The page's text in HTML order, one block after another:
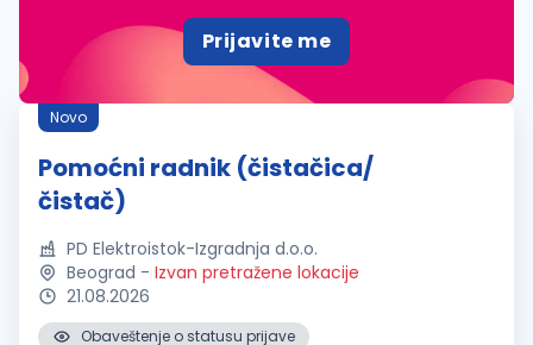
Prijavite me
Novo
Pomoćni radnik (čistačica/
čistač)
PD Elektroistok-Izgradnja d.o.o.
Beograd - Izvan pretražene lokacije
21.08.2026
Obaveštenje o statusu prijave